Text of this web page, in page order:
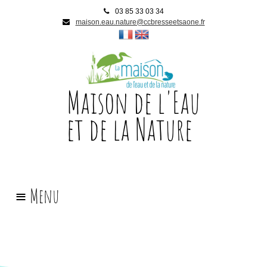
03 85 33 03 34
maison.eau.nature@ccbresseetsaone.fr
Maison de l'Eau
et de la Nature